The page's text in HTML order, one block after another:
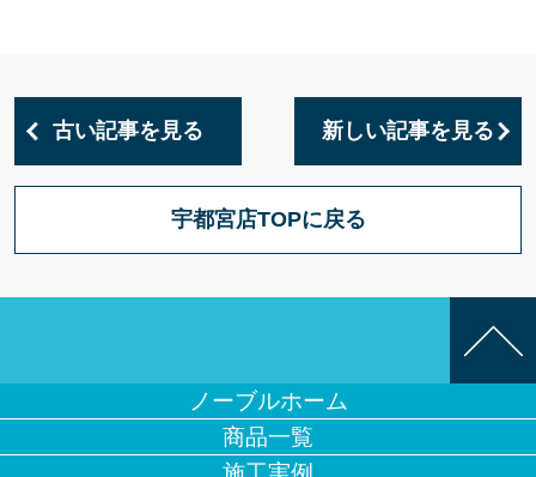
古い記事を見る 新しい記事を見る
宇都宮店TOPに戻る
ノーブルホーム
商品一覧